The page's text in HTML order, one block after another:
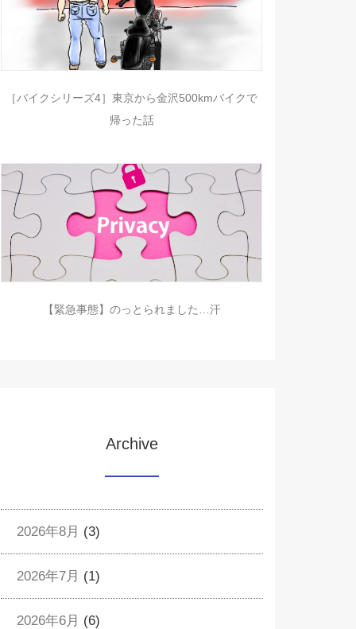
［バイクシリーズ4］東京から金沢500kmバイクで
帰った話
【緊急事態】のっとられました…汗
Archive
2026年8月 (3)
2026年7月 (1)
2026年6月 (6)